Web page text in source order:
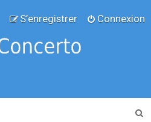
Connexion
S’enregistrer